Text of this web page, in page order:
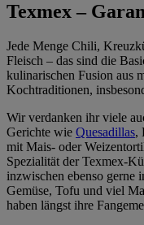
Texmex –
Jede Menge Chili,
Fleisch – das sind die
kulinarischen Fusion aus
Kochtraditionen,
Wir verdanken ihr viele
Gerichte wie Quesadillas,
mit Mais- oder
Spezialität der Texmex-
inzwischen ebenso gerne
Gemüse, Tofu und viel
haben längst ihre